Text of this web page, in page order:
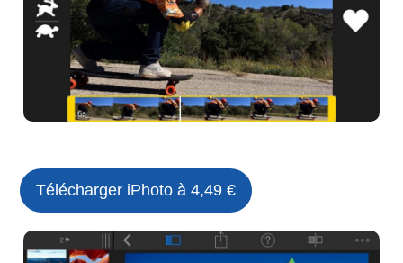
Télécharger iPhoto à 4,49 €